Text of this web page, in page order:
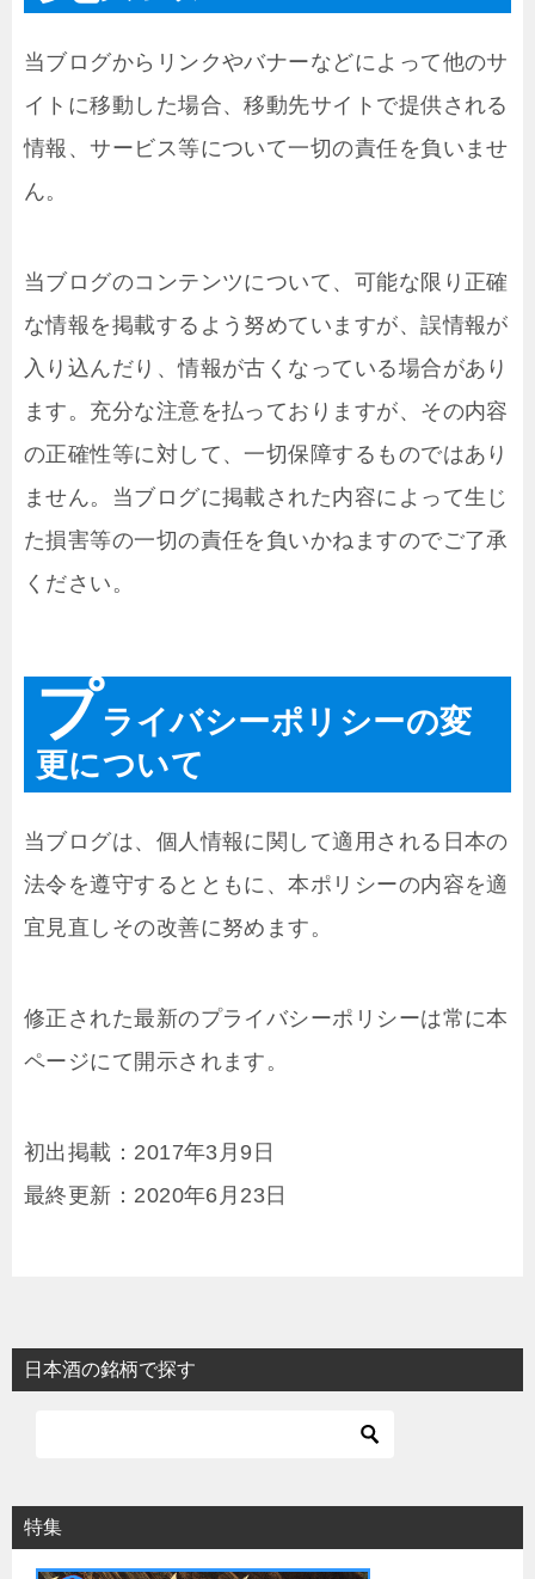
当ブログからリンクやバナーなどによって他のサ
イトに移動した場合、移動先サイトで提供される
情報、サービス等について一切の責任を負いませ
ん。
当ブログのコンテンツについて、可能な限り正確
な情報を掲載するよう努めていますが、誤情報が
入り込んだり、情報が古くなっている場合があり
ます。充分な注意を払っておりますが、その内容
の正確性等に対して、一切保障するものではあり
ません。当ブログに掲載された内容によって生じ
た損害等の一切の責任を負いかねますのでご了承
ください。
プライバシーポリシーの変
更について
当ブログは、個人情報に関して適用される日本の
法令を遵守するとともに、本ポリシーの内容を適
宜見直しその改善に努めます。
修正された最新のプライバシーポリシーは常に本
ページにて開示されます。
初出掲載：2017年3月9日
最終更新：2020年6月23日
日本酒の銘柄で探す
特集